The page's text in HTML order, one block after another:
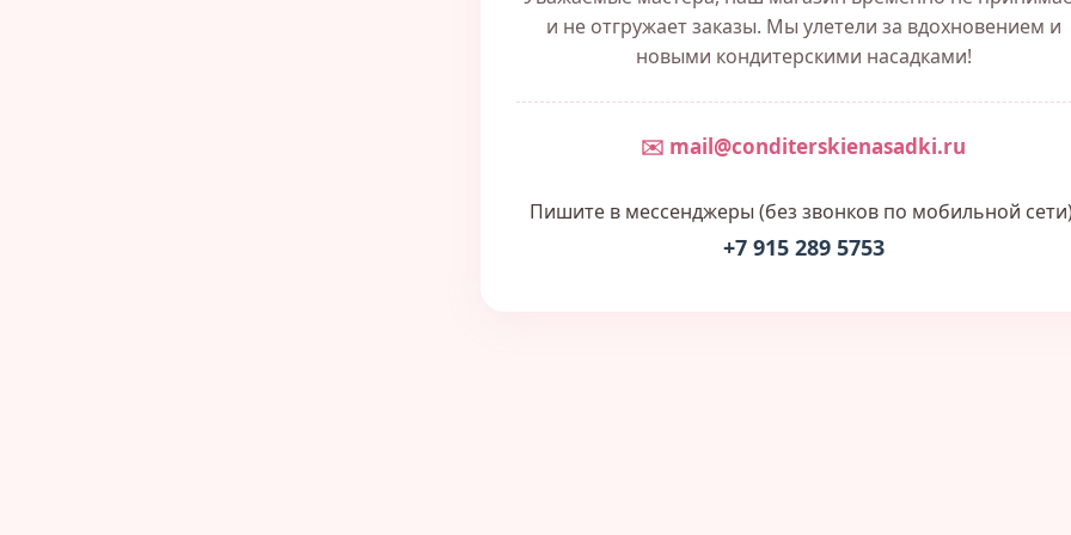
и не отгружает заказы. Мы улетели за вдохновением и
новыми кондитерскими насадками!
✉️ mail@conditerskienasadki.ru
Пишите в мессенджеры (без звонков по мобильной
+7 915 289 5753